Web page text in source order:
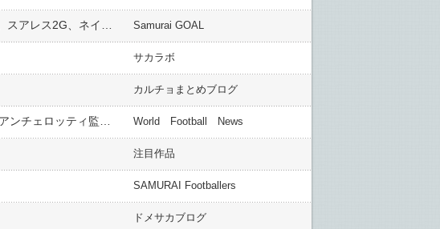
Samurai GOAL
サカラボ
カルチョまとめブログ
World Football News
注目作品
SAMURAI Footballers
ドメサカブログ